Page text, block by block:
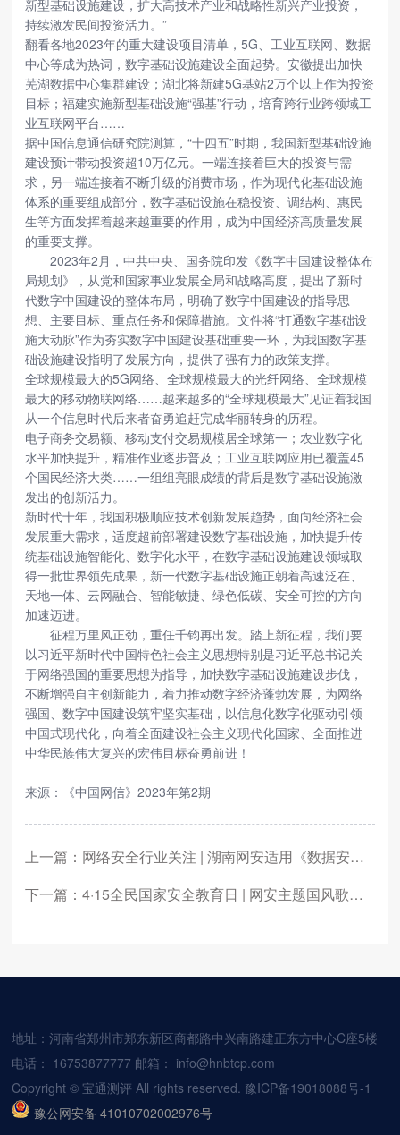
新型基础设施建设，扩大高技术产业和战略性新兴产业投资，
持续激发民间投资活力。”
翻看各地2023年的重大建设项目清单，5G、工业互联网、数据
中心等成为热词，数字基础设施建设全面起势。安徽提出加快
芜湖数据中心集群建设；湖北将新建5G基站2万个以上作为投资
目标；福建实施新型基础设施“强基”行动，培育跨行业跨领域工
业互联网平台……
据中国信息通信研究院测算，“十四五”时期，我国新型基础设施
建设预计带动投资超10万亿元。一端连接着巨大的投资与需
求，另一端连接着不断升级的消费市场，作为现代化基础设施
体系的重要组成部分，数字基础设施在稳投资、调结构、惠民
生等方面发挥着越来越重要的作用，成为中国经济高质量发展
的重要支撑。
2023年2月，中共中央、国务院印发《数字中国建设整体布
局规划》，从党和国家事业发展全局和战略高度，提出了新时
代数字中国建设的整体布局，明确了数字中国建设的指导思
想、主要目标、重点任务和保障措施。文件将“打通数字基础设
施大动脉”作为夯实数字中国建设基础重要一环，为我国数字基
础设施建设指明了发展方向，提供了强有力的政策支撑。
全球规模最大的5G网络、全球规模最大的光纤网络、全球规模
最大的移动物联网络……越来越多的“全球规模最大”见证着我国
从一个信息时代后来者奋勇追赶完成华丽转身的历程。
电子商务交易额、移动支付交易规模居全球第一；农业数字化
水平加快提升，精准作业逐步普及；工业互联网应用已覆盖45
个国民经济大类……一组组亮眼成绩的背后是数字基础设施激
发出的创新活力。
新时代十年，我国积极顺应技术创新发展趋势，面向经济社会
发展重大需求，适度超前部署建设数字基础设施，加快提升传
统基础设施智能化、数字化水平，在数字基础设施建设领域取
得一批世界领先成果，新一代数字基础设施正朝着高速泛在、
天地一体、云网融合、智能敏捷、绿色低碳、安全可控的方向
加速迈进。
征程万里风正劲，重任千钧再出发。踏上新征程，我们要
以习近平新时代中国特色社会主义思想特别是习近平总书记关
于网络强国的重要思想为指导，加快数字基础设施建设步伐，
不断增强自主创新能力，着力推动数字经济蓬勃发展，为网络
强国、数字中国建设筑牢坚实基础，以信息化数字化驱动引领
中国式现代化，向着全面建设社会主义现代化国家、全面推进
中华民族伟大复兴的宏伟目标奋勇前进！
来源：《中国网信》2023年第2期
上一篇：网络安全行业关注 | 湖南网安适用《数据安全法》对多个单位作出行政处罚
下一篇：4·15全民国家安全教育日 | 网安主题国风歌曲《相约吟清风》献礼全民国家安全教育日
地址：河南省郑州市郑东新区商都路中兴南路建正东方中心C座5楼
电话： 16753877777 邮箱： info@hnbtcp.com
Copyright © 宝通测评 All rights reserved. 豫ICP备19018088号-1
豫公网安备 41010702002976号